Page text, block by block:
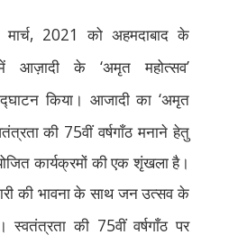
मार्च, 2021
को अहमदाबाद के
में आज़ादी के‘अमृत महोत्सव’
किया। आजादी का‘अमृत
की 75वीं वर्षगाँठ मनाने हेतु
कार्यक्रमों की एक शृंखला है।
की भावना के साथ जन उत्सव के
स्वतंत्रता की 75वीं वर्षगाँठ पर